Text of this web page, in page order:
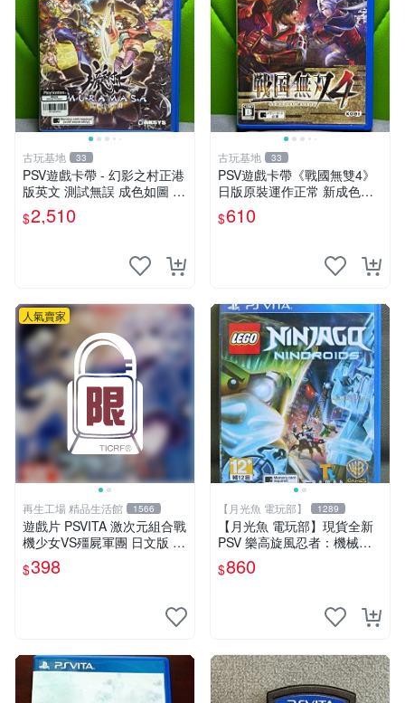
古玩基地 33
PSV遊戲卡帶 - 幻影之村正港
版英文 測試無誤 成色如圖 唯
美收藏推薦 幻影之村 正版PS
V 港版卡帶 成色保證 村正 港
$2,510
古玩基地 33
PSV遊戲卡帶《戰國無雙4》
日版原裝運作正常 新成色如
圖拍賣請先確認 成色拍賣一
經成交概不退換 PSV遊戲 卡
$610
人氣賣家
再生工場 精品生活館 1566
遊戲片 PSVITA 激次元組合戰
機少女VS殭屍軍團 日文版 再
生工場 01
$398
【月光魚 電玩部】 1289
【月光魚 電玩部】現貨全新
PSV 樂高旋風忍者：機械忍
者 亞版英文版 LEGO Ninjag
o: Nindroids
$860